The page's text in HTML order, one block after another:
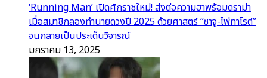
‘Running Man’ เปิดศักราชใหม่! ส่งต่อความฮาพร้อมดราม่า
เมื่อสมาชิกลองทำนายดวงปี 2025 ด้วยศาสตร์ “ซาจู-ไพ่ทาโรต์”
จนกลายเป็นประเด็นวิจารณ์
มกราคม 13, 2025